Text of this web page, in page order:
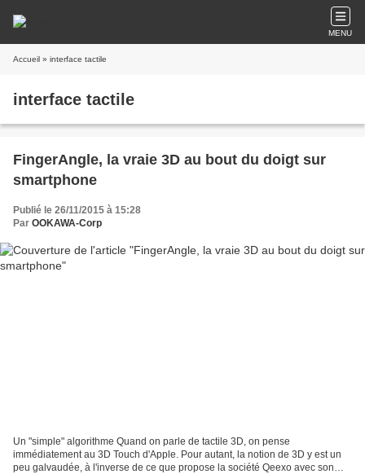
MENU
Accueil » interface tactile
interface tactile
FingerAngle, la vraie 3D au bout du doigt sur
smartphone
Publié le 26/11/2015 à 15:28
Par OOKAWA-Corp
Un "simple" algorithme Quand on parle de tactile 3D, on pense
immédiatement au 3D Touch d'Apple. Pour autant, la notion de 3D y est un
peu galvaudée, à l'inverse de ce que propose la société Qeexo avec son